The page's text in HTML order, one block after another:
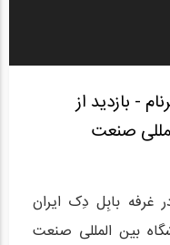
- بازدید از
صنعت
اختصاصی موسسه ۸۰۸ در غرفه بابِل دِک ایران
بین المللی صنعت